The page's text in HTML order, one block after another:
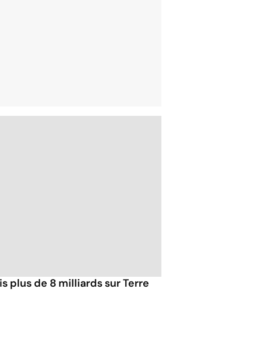
plus de 8 milliards sur Terre